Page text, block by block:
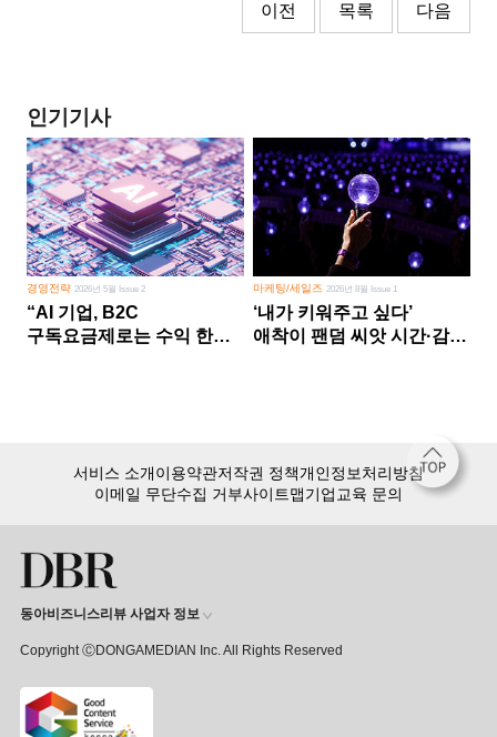
이전 목록 다음
인기기사
경영전략 2026년 5월 Issue 2
“AI 기업, B2C
구독요금제로는 수익 한계
마케팅/세일즈 2026년 8월 Issue 1
‘내가 키워주고 싶다’
애착이 팬덤 씨앗 시간·감정
15,000여 건의 DBR 콘텐츠를
서비스 소개이용약관저작권 정책개인정보처리방침
이메일 무단수집 거부사이트맵기업교육 문의
동아비즈니스리뷰 사업자 정보
Copyright ⒸDONGAMEDIAN Inc. All Rights Reserved